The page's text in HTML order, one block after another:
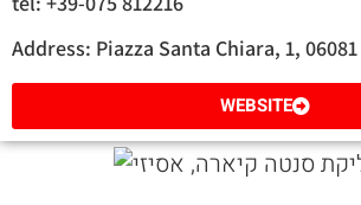
Address: Piazza Santa Chiara, 1, 06081
WEBSITE